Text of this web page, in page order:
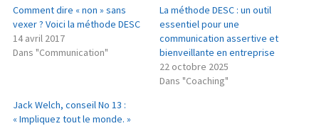
Comment dire « non » sans
vexer ? Voici la méthode DESC
14 avril 2017
Dans "Communication"
La méthode DESC : un outil
essentiel pour une
communication assertive et
bienveillante en entreprise
22 octobre 2025
Dans "Coaching"
Jack Welch, conseil No 13 :
« Impliquez tout le monde. »